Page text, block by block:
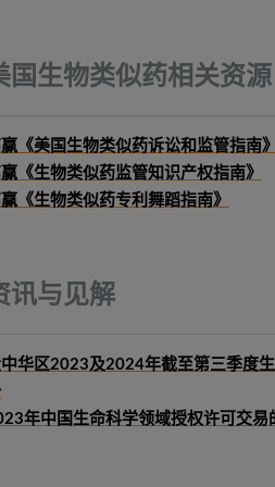
国生物类似药相关资源
《美国生物类似药诉讼和监管指南》
《生物类似药监管知识产权指南》
《生物类似药专利舞蹈指南》
讯与见解
华区2023及2024年截至第三季度
年中国生命科学领域授权许可交易